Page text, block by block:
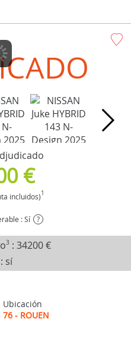
€
incluidos)1
: Sí ?
3 : 34200 €
sí
Ubicación
76 - ROUEN